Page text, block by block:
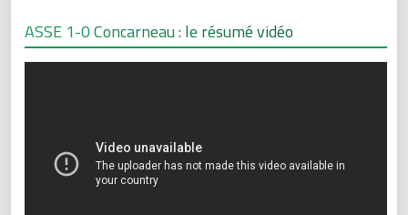
ASSE 1-0 Concarneau : le résumé vidéo